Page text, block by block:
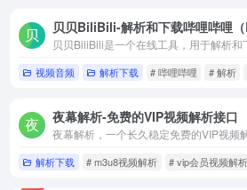
贝贝BiliBili-解析和下载哔哩哔哩
视频音频 解析下载 # 哔哩哔哩 # 解析
夜幕解析-免费的VIP视频解析接口
解析下载 # m3u8视频解析 # vip会员视频解析